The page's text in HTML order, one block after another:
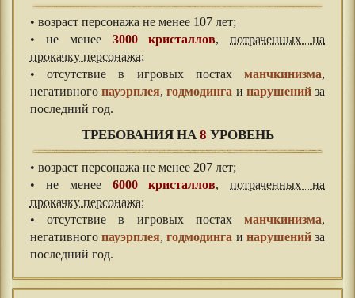
• возраст персонажа не менее 107 лет;
• не менее 3000 кристаллов,потраченных на
прокачку персонажа;
• отсутствие в игровых постахманчкинизма,
негативногопауэрплея,годмодинга и нарушенийза
последний год.
ТРЕБОВАНИЯ НА 8 УРОВЕНЬ
• возраст персонажа не менее 207 лет;
• не менее 6000 кристаллов,потраченных на
прокачку персонажа;
• отсутствие в игровых постахманчкинизма,
негативногопауэрплея,годмодинга и нарушенийза
последний год.